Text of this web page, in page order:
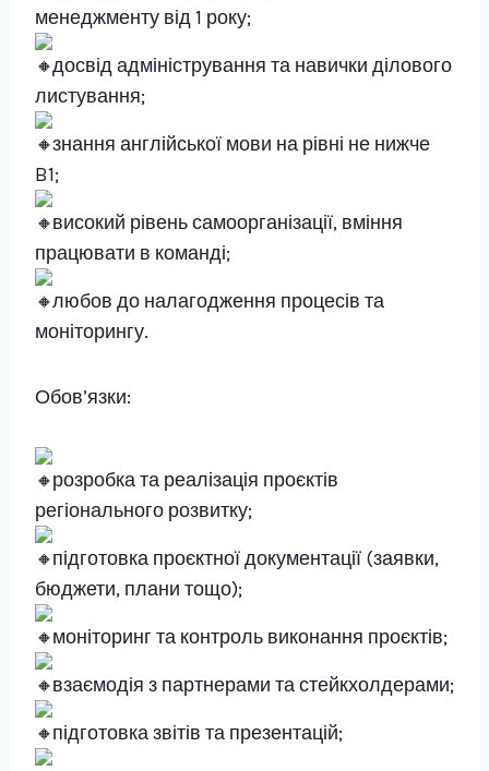
менеджменту від 1 року;
досвід адміністрування та навички ділового
листування;
знання англійської мови на рівні не нижче
B1;
високий рівень самоорганізації, вміння
працювати в команді;
любов до налагодження процесів та
моніторингу.
Обов’язки:
розробка та реалізація проєктів
регіонального розвитку;
підготовка проєктної документації (заявки,
бюджети, плани тощо);
моніторинг та контроль виконання проєктів;
взаємодія з партнерами та стейкхолдерами;
підготовка звітів та презентацій;